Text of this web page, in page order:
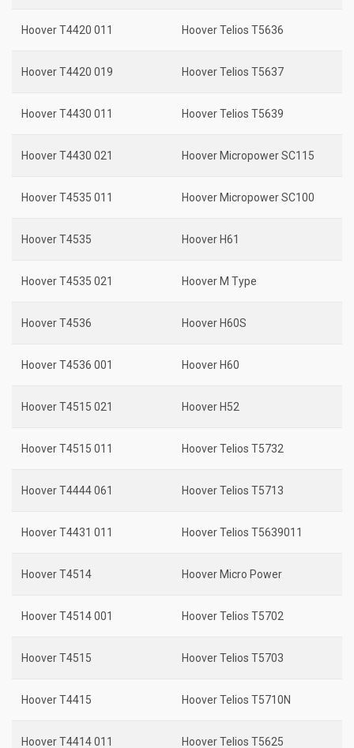
Hoover T4420 011 Hoover Telios T5636
Hoover T4420 019 Hoover Telios T5637
Hoover T4430 011 Hoover Telios T5639
Hoover T4430 021 Hoover Micropower SC115
Hoover T4535 011 Hoover Micropower SC100
Hoover T4535 Hoover H61
Hoover T4535 021 Hoover M Type
Hoover T4536 Hoover H60S
Hoover T4536 001 Hoover H60
Hoover T4515 021 Hoover H52
Hoover T4515 011 Hoover Telios T5732
Hoover T4444 061 Hoover Telios T5713
Hoover T4431 011 Hoover Telios T5639011
Hoover T4514 Hoover Micro Power
Hoover T4514 001 Hoover Telios T5702
Hoover T4515 Hoover Telios T5703
Hoover T4415 Hoover Telios T5710N
Hoover T4414 011 Hoover Telios T5625